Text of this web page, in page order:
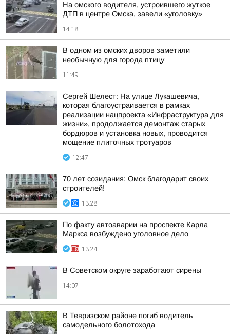
На омского водителя, устроившего жуткое
ДТП в центре Омска, завели «уголовку»
14:18
В одном из омских дворов заметили
необычную для города птицу
11:49
Сергей Шелест: На улице Лукашевича,
которая благоустраивается в рамках
реализации нацпроекта «Инфраструктура для
жизни», продолжается демонтаж старых
бордюров и установка новых, проводится
мощение плиточных тротуаров
12:47
70 лет созидания: Омск благодарит своих
строителей!
13:28
По факту автоаварии на проспекте Карла
Маркса возбуждено уголовное дело
13:24
В Советском округе заработают сирены
14:07
В Тевризском районе погиб водитель
самодельного болотохода